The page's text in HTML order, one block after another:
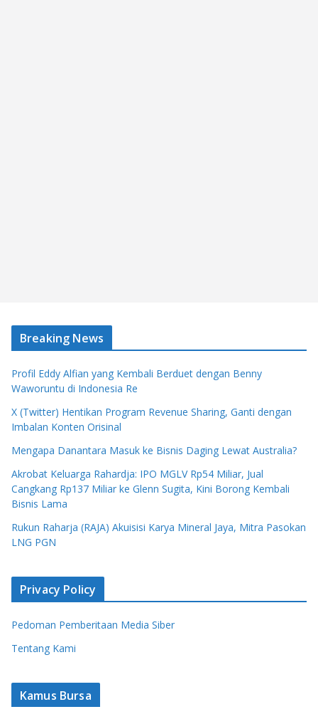
Breaking News
Profil Eddy Alfian yang Kembali Berduet dengan Benny
Waworuntu di Indonesia Re
X (Twitter) Hentikan Program Revenue Sharing, Ganti dengan
Imbalan Konten Orisinal
Mengapa Danantara Masuk ke Bisnis Daging Lewat Australia?
Akrobat Keluarga Rahardja: IPO MGLV Rp54 Miliar, Jual
Cangkang Rp137 Miliar ke Glenn Sugita, Kini Borong Kembali
Bisnis Lama
Rukun Raharja (RAJA) Akuisisi Karya Mineral Jaya, Mitra Pasokan
LNG PGN
Privacy Policy
Pedoman Pemberitaan Media Siber
Tentang Kami
Kamus Bursa
Apa Itu Saham Syariah? Ini Aturan, Jenis Instrumen,